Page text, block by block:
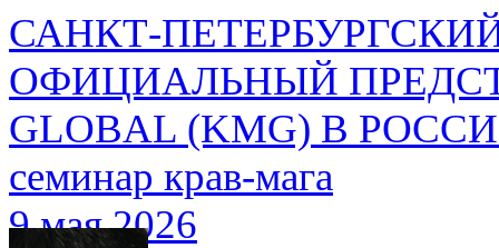
САНКТ-
ОФИЦИАЛЬНЫЙ
GLOBAL (KMG) В
семинар крав-мага
9 мая 2026